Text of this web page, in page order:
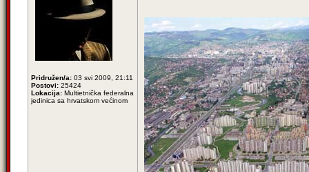
Pridružen/a: 03 svi 2009, 21:11
Postovi: 25424
Lokacija: Multietnička federalna
jedinica sa hrvatskom većinom